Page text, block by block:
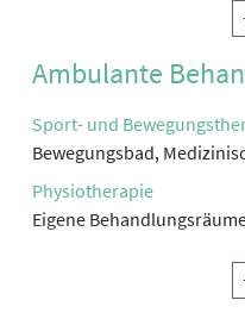
Ergotherapie,
Therapie
Reha-Pflege
Physikalische Therapie
Rekreationstherapie
Ambulante
Sport- und
Bewegungsbad,
Physiotherapie
Eigene